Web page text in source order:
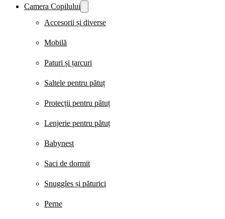
Camera Copilului
Accesorii și diverse
Mobilă
Paturi și țarcuri
Saltele pentru pătuț
Protecții pentru pătuț
Lenjerie pentru pătuț
Babynest
Saci de dormit
Snuggles și păturici
Perne